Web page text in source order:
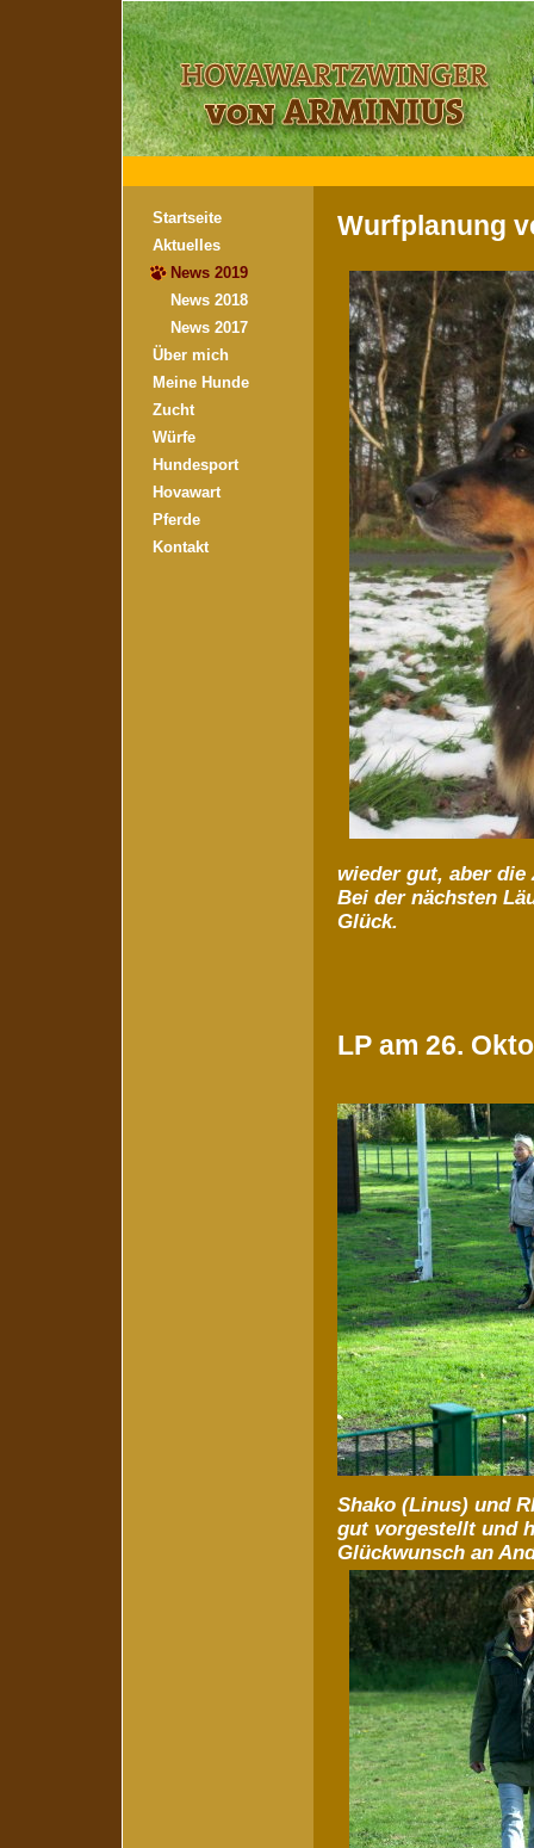
Startseite
Aktuelles
News 2019
News 2018
News 2017
Über mich
Meine Hunde
Zucht
Würfe
Hundesport
Hovawart
Pferde
Kontakt
Wurfplanung
wieder gut, aber
Bei der nächsten
Glück.
LP am 26.
Shako (Linus) und
gut vorgestellt und
Glückwunsch an